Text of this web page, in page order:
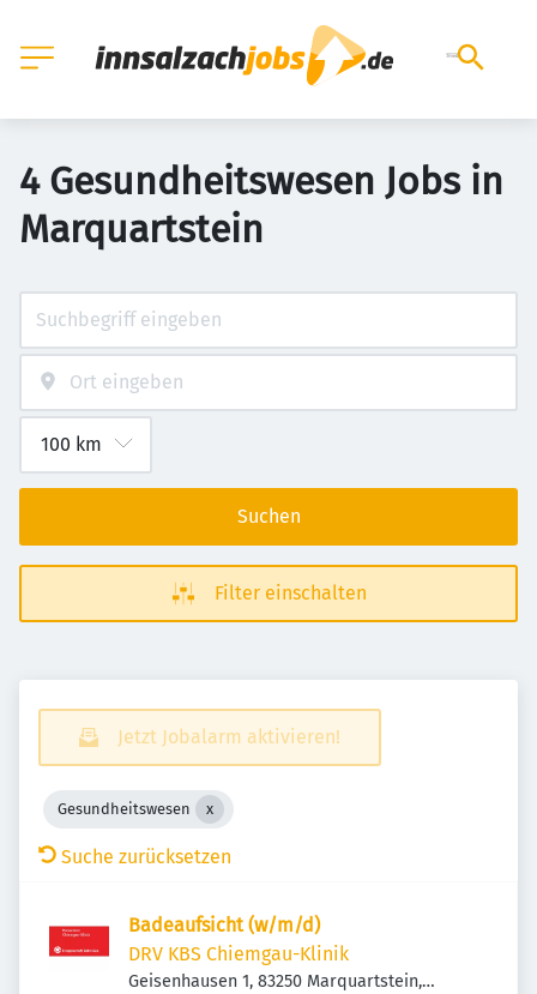
4 Gesundheitswesen Jobs in
Marquartstein
Suchen
Filter einschalten
Jetzt Jobalarm aktivieren!
Gesundheitswesen
Suche zurücksetzen
Badeaufsicht (w/m/d)
DRV KBS Chiemgau-Klinik
Geisenhausen 1, 83250 Marquartstein,